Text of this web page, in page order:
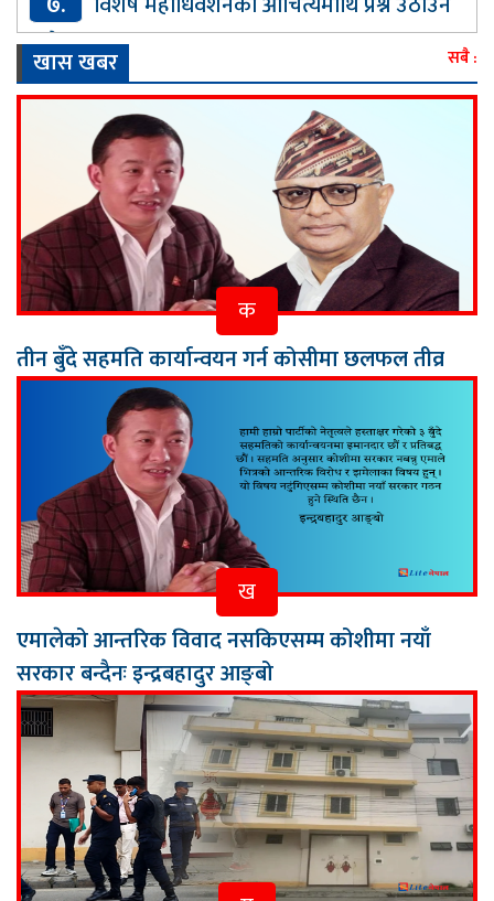
मिल्दैन : गगन थापा
खास खबर सबै :
क
तीन बुँदे सहमति कार्यान्वयन गर्न कोसीमा छलफल तीव्र
ख
एमालेको आन्तरिक विवाद नसकिएसम्म कोशीमा नयाँ
सरकार बन्दैनः इन्द्रबहादुर आङ्बो